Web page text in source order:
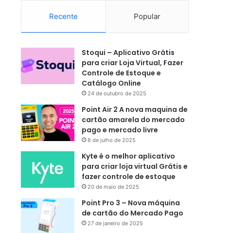
Recente Popular
Stoqui – Aplicativo Grátis
para criar Loja Virtual, Fazer
Controle de Estoque e
Catálogo Online
24 de outubro de 2025
Point Air 2 A nova maquina de
cartão amarela do mercado
pago e mercado livre
8 de julho de 2025
Kyte é o melhor aplicativo
para criar loja virtual Grátis e
fazer controle de estoque
20 de maio de 2025
Point Pro 3 – Nova máquina
de cartão do Mercado Pago
27 de janeiro de 2025